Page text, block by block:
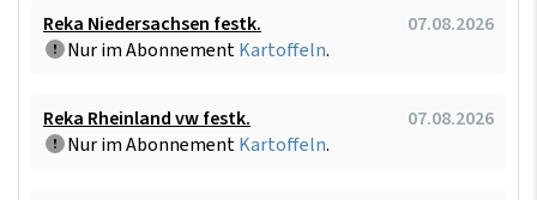
Reka Niedersachsen festk.
07.08.2026
Nur im AbonnementKartoffeln.
Reka Rheinland vw festk.
07.08.2026
Nur im AbonnementKartoffeln.